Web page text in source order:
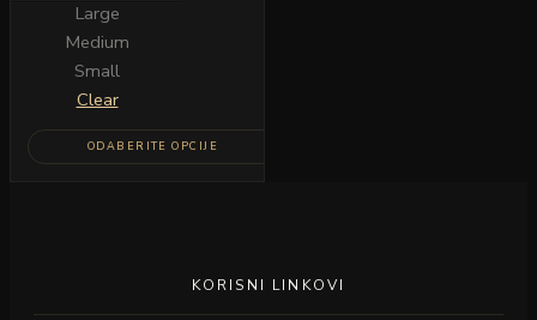
Large
Medium
Small
Clear
ODABERITE OPCIJE
KORISNI LINKOVI